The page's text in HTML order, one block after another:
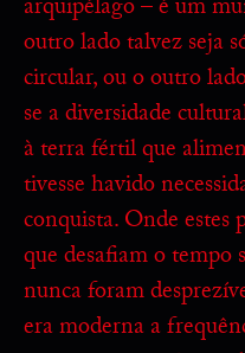
arquipélago – é um
outro lado talvez seja
circular, ou o outro
se a diversidade
à terra fértil que
tivesse havido
conquista. Onde estes
que desafiam o tempo
nunca foram
era moderna a